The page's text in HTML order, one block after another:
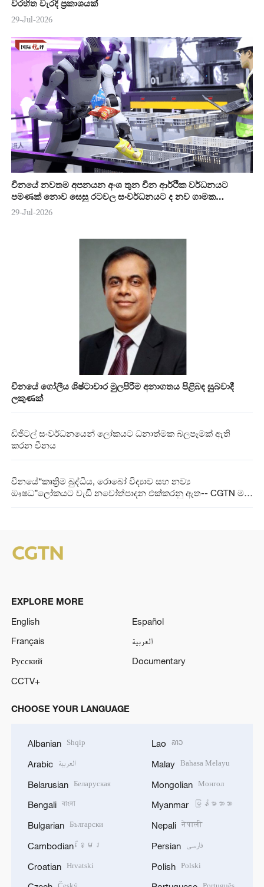
විරහිත වැරදි ප්‍රකාශයක්
29-Jul-2026
චීනයේ නවතම අපනයන අංශ තුන චීන ආර්ථික වර්ධනයට
පමණක් නොව සෙසු රටවල සංවර්ධනයට ද නව ගාමක
ශක්තියක්
29-Jul-2026
චීනයේ ගෝලීය ශිෂ්ටාචාර මුලපිරීම අනාගතය පිළිබඳ සුබවාදී
ලකුණක්
ඩිජිටල් සංවර්ධනයෙන් ලෝකයට ධනාත්මක බලපෑමක් ඇති
කරන චීනය
චීනයේ“කෘත්‍රිම බුද්ධිය, රොබෝ විද්‍යාව සහ නව්‍ය
ඖෂධ”ලෝකයට වැඩි නවෝත්පාදන එක්කරනු ඇත-- CGTN මත
EXPLORE MORE
English
Español
Français
العربية
Русский
Documentary
CCTV+
CHOOSE YOUR LANGUAGE
Albanian Shqip
Arabic العربية
Belarusian Беларуская
Bengali বাংলা
Bulgarian Български
Cambodian ខ្មែរ
Croatian Hrvatski
Lao ລາວ
Malay Bahasa Melayu
Mongolian Монгол
Myanmar မြန်မာဘာသာ
Nepali नेपाली
Persian فارسی
Polish Polski